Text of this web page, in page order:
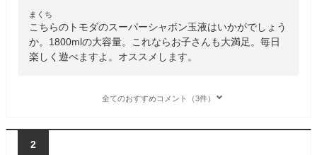
まくち
こちらのトモダのスーパーシャボン玉液はいかがでしょう
か。1800mlの大容量。これならお子さんも大満足。毎日
楽しく遊べますよ。オススメします。
全てのおすすめコメント（3件）
2